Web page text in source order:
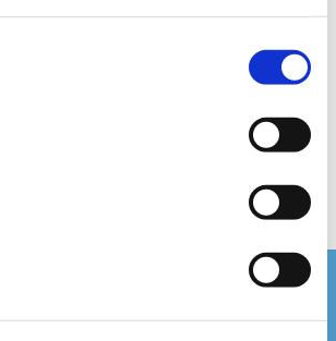
DALLA CLASSE AGLI SPAZI ALL’APERTO